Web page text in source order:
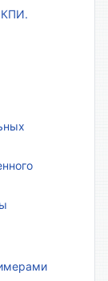
КПИ.